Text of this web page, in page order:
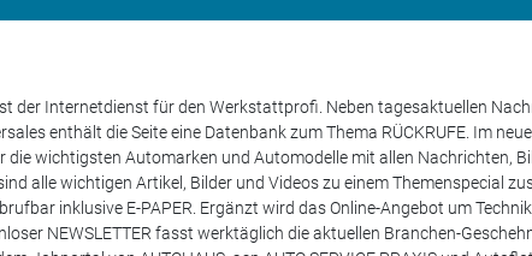
ist der Internetdienst für den Werkstattprofi. Neben tagesaktuellen
enthält die Seite eine Datenbank zum Thema RÜCKRUFE. Im
die wichtigsten Automarken und Automodelle mit allen Nachrichten,
alle wichtigen Artikel, Bilder und Videos zu einem Themenspecial
inklusive E-PAPER. Ergänzt wird das Online-Angebot um
NEWSLETTER fasst werktäglich die aktuellen Branchen-